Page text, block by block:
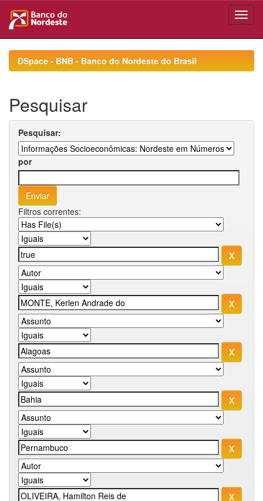
navigationDSpace - BNB - Banco do Nordeste do Brasil
Pesquisar
Pesquisar:
por
Filtros correntes: